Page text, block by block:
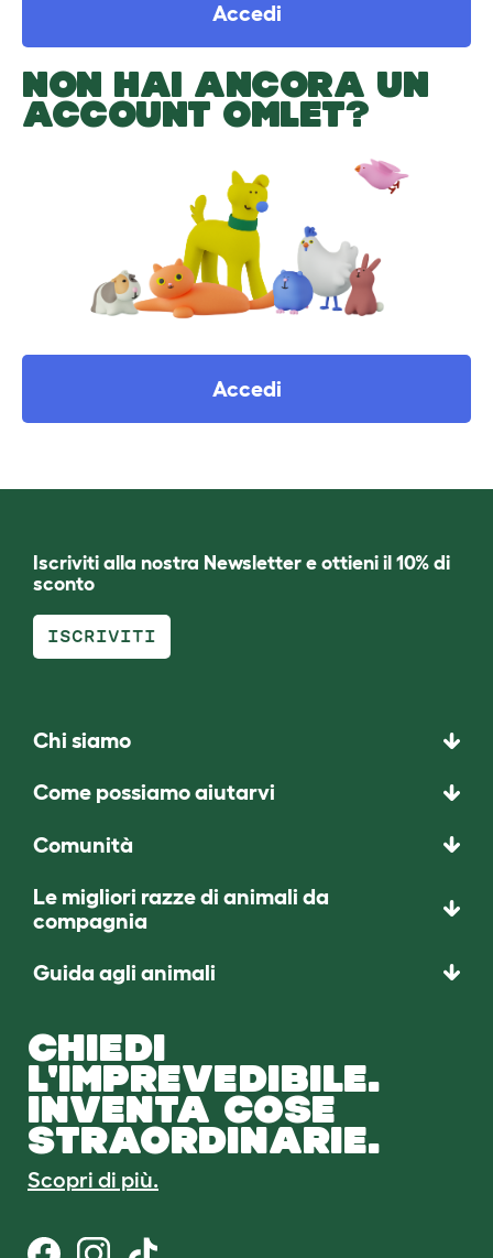
Accedi
NON HAI ANCORA UN
ACCOUNT OMLET?
Accedi
Iscriviti alla nostra Newsletter e ottieni il 10% di
sconto
ISCRIVITI
Chi siamo
Come possiamo aiutarvi
Comunità
Le migliori razze di animali da
compagnia
Guida agli animali
CHIEDI
L'IMPREVEDIBILE.
INVENTA COSE
STRAORDINARIE.
Scopri di più.